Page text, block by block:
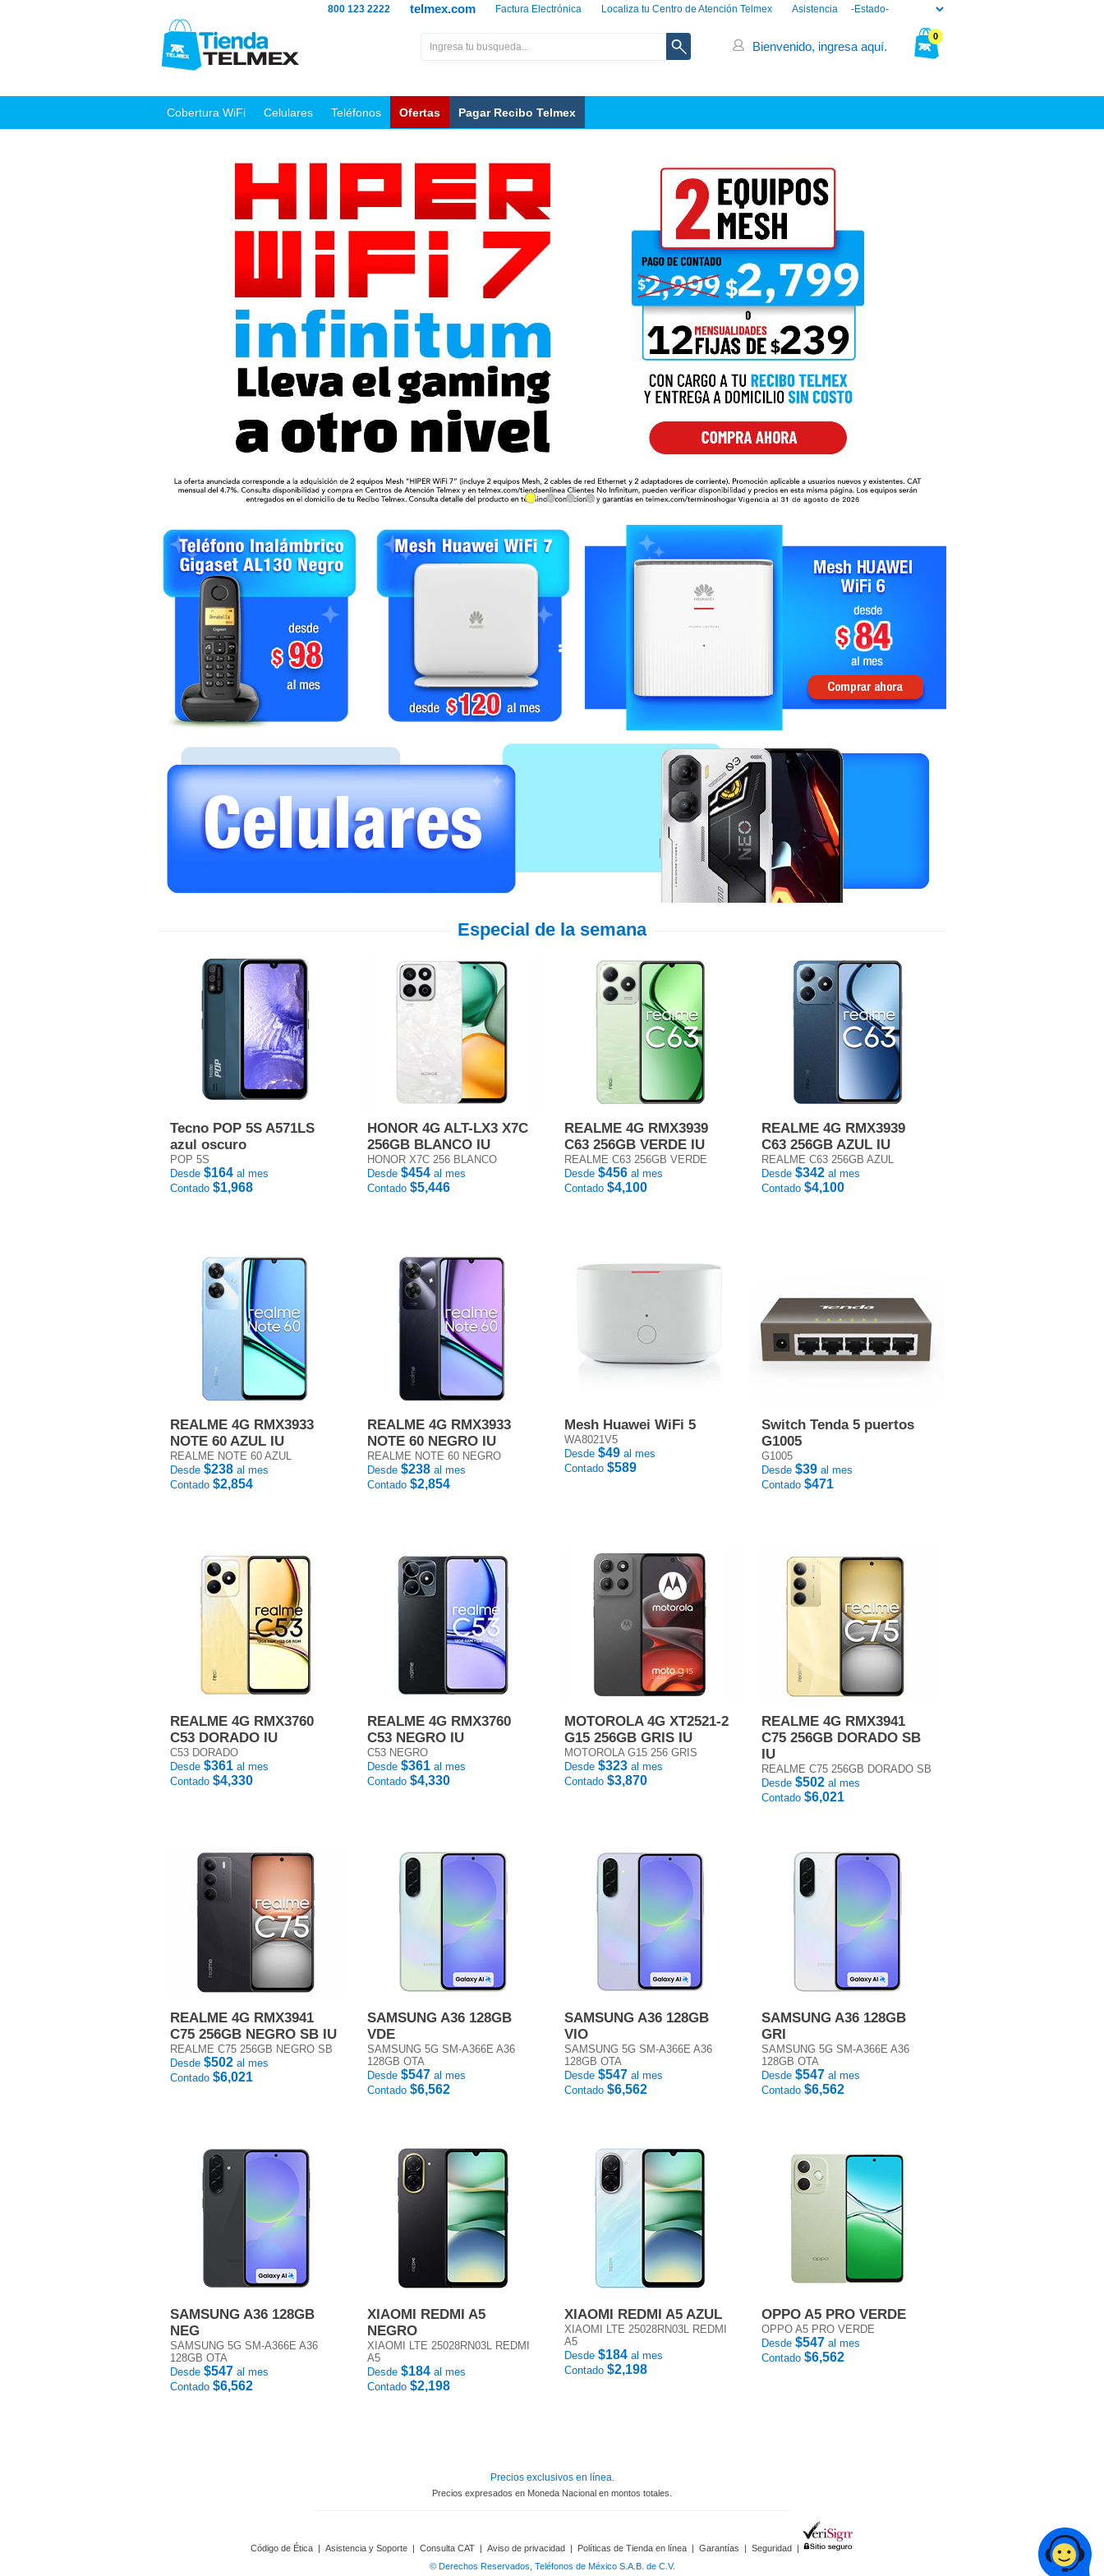
Asistencia
Localiza tu Centro de Atención Telmex
Factura Electrónica
telmex.com
800 123 2222
0
Bienvenido, ingresa aquí.
Cobertura WiFi Celulares Teléfonos Ofertas Pagar Recibo Telmex
Especial de la semana
Tecno POP 5S A571LS
azul oscuro
POP 5S
Desde $164 al mes
Contado $1,968
HONOR 4G ALT-LX3 X7C
256GB BLANCO IU
HONOR X7C 256 BLANCO
Desde $454 al mes
Contado $5,446
REALME 4G RMX3939
C63 256GB VERDE IU
REALME C63 256GB VERDE
Desde $456 al mes
Contado $4,100
REALME 4G RMX3939
C63 256GB AZUL IU
REALME C63 256GB AZUL
Desde $342 al mes
Contado $4,100
REALME 4G RMX3933
NOTE 60 AZUL IU
REALME NOTE 60 AZUL
Desde $238 al mes
Contado $2,854
REALME 4G RMX3933
NOTE 60 NEGRO IU
REALME NOTE 60 NEGRO
Desde $238 al mes
Contado $2,854
Mesh Huawei WiFi 5
WA8021V5
Desde $49 al mes
Contado $589
Switch Tenda 5 puertos
G1005
G1005
Desde $39 al mes
Contado $471
REALME 4G RMX3760
C53 DORADO IU
C53 DORADO
Desde $361 al mes
Contado $4,330
REALME 4G RMX3760
C53 NEGRO IU
C53 NEGRO
Desde $361 al mes
Contado $4,330
MOTOROLA 4G XT2521-2
G15 256GB GRIS IU
MOTOROLA G15 256 GRIS
Desde $323 al mes
Contado $3,870
REALME 4G RMX3941
C75 256GB DORADO SB
IU
REALME C75 256GB DORADO SB
Desde $502 al mes
Contado $6,021
REALME 4G RMX3941
C75 256GB NEGRO SB IU
REALME C75 256GB NEGRO SB
Desde $502 al mes
Contado $6,021
SAMSUNG A36 128GB
VDE
SAMSUNG 5G SM-A366E A36
128GB OTA
Desde $547 al mes
Contado $6,562
SAMSUNG A36 128GB
VIO
SAMSUNG 5G SM-A366E A36
128GB OTA
Desde $547 al mes
Contado $6,562
SAMSUNG A36 128GB
GRI
SAMSUNG 5G SM-A366E A36
128GB OTA
Desde $547 al mes
Contado $6,562
SAMSUNG A36 128GB
NEG
SAMSUNG 5G SM-A366E A36
128GB OTA
Desde $547 al mes
Contado $6,562
XIAOMI REDMI A5
NEGRO
XIAOMI LTE 25028RN03L REDMI
A5
Desde $184 al mes
Contado $2,198
XIAOMI REDMI A5 AZUL
XIAOMI LTE 25028RN03L REDMI
A5
Desde $184 al mes
Contado $2,198
OPPO A5 PRO VERDE
OPPO A5 PRO VERDE
Desde $547 al mes
Contado $6,562
Precios exclusivos en línea.
Precios expresados en Moneda Nacional en montos totales.
Código de Ética | Asistencia y Soporte | Consulta CAT | Aviso de privacidad | Políticas de Tienda en línea | Garantías | Seguridad |
© Derechos Reservados, Teléfonos de México S.A.B. de C.V.